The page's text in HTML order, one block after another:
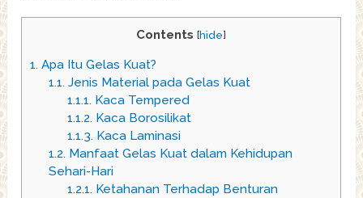
Contents [hide]
1. Apa Itu Gelas Kuat?
1.1.Jenis Material pada Gelas Kuat
1.1.1.Kaca Tempered
1.1.2.Kaca Borosilikat
1.1.3.Kaca Laminasi
1.2.Manfaat Gelas Kuat dalam Kehidupan
Sehari-Hari
1.2.1.Ketahanan Terhadap Benturan